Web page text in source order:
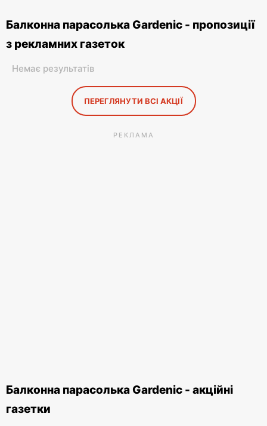
Балконна парасолька Gardenic - пропозиції
з рекламних газеток
Немає результатів
ПЕРЕГЛЯНУТИ ВСІ АКЦІЇ
РЕКЛАМА
Балконна парасолька Gardenic - акційні
газетки